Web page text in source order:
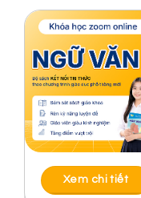
Xem chi tiết